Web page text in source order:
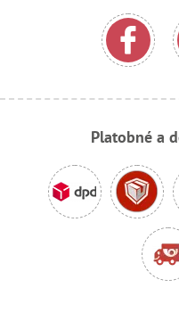
Platobné a